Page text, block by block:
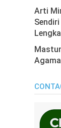
Arti